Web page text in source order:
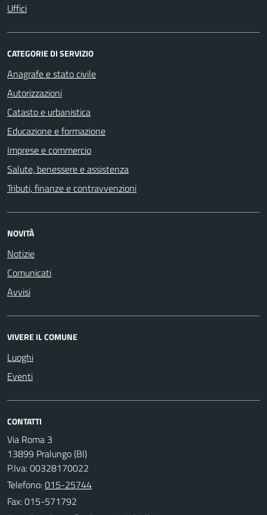
Uffici
CATEGORIE DI SERVIZIO
Anagrafe e stato civile
Autorizzazioni
Catasto e urbanistica
Educazione e formazione
Imprese e commercio
Salute, benessere e assistenza
Tributi, finanze e contravvenzioni
NOVITÀ
Notizie
Comunicati
Avvisi
VIVERE IL COMUNE
Luoghi
Eventi
CONTATTI
Via Roma 3
13899 Pralungo (BI)
P.Iva: 00328170022
Telefono:015-25744
Fax: 015-571792